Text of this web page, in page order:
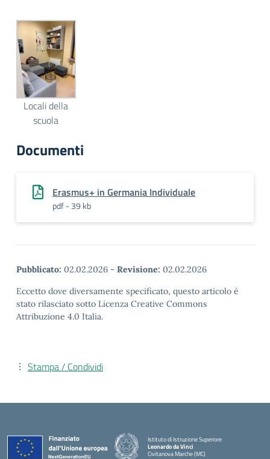
Locali della
scuola
Documenti
Erasmus+ in Germania Individuale
pdf - 39 kb
Pubblicato: 02.02.2026 - Revisione: 02.02.2026
Eccetto dove diversamente specificato, questo articolo è
stato rilasciato sotto Licenza Creative Commons
Attribuzione 4.0 Italia.
Stampa / Condividi
Istituto di Istruzione Superiore
Leonardo da Vinci
Civitanova Marche (MC)